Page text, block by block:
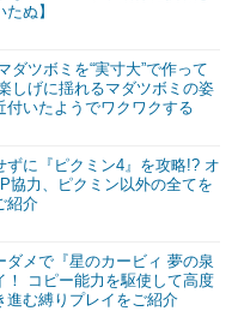
ぬ】
ダツボミを“実寸大”で作って
しげに揺れるマダツボミの姿
付いたようでワクワクする
ずに『ピクミン4』を攻略!? オ
協力、ピクミン以外の全てを
紹介
ダメで『星のカービィ 夢の泉
！ コピー能力を駆使して高度
進む縛りプレイをご紹介